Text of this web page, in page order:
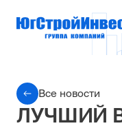
Все новости
ЛУЧШИЙ